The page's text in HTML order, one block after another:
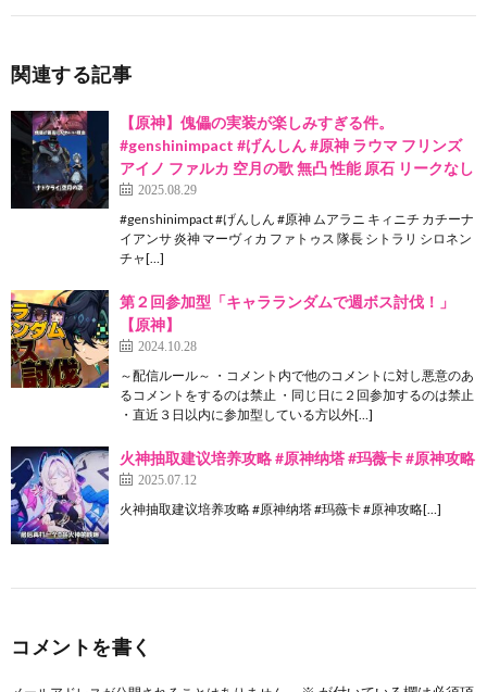
関連する記事
【原神】傀儡の実装が楽しみすぎる件。
#genshinimpact #げんしん #原神 ラウマ フリンズ
アイノ ファルカ 空月の歌 無凸 性能 原石 リークなし
2025.08.29
#genshinimpact #げんしん #原神 ムアラニ キィニチ カチーナ
イアンサ 炎神 マーヴィカ ファトゥス 隊長 シトラリ シロネン
チャ[…]
第２回参加型「キャラランダムで週ボス討伐！」
【原神】
2024.10.28
～配信ルール～ ・コメント内で他のコメントに対し悪意のあ
るコメントをするのは禁止 ・同じ日に２回参加するのは禁止
・直近３日以内に参加型している方以外[…]
火神抽取建议培养攻略 #原神纳塔 #玛薇卡 #原神攻略
2025.07.12
火神抽取建议培养攻略 #原神纳塔 #玛薇卡 #原神攻略[…]
コメントを書く